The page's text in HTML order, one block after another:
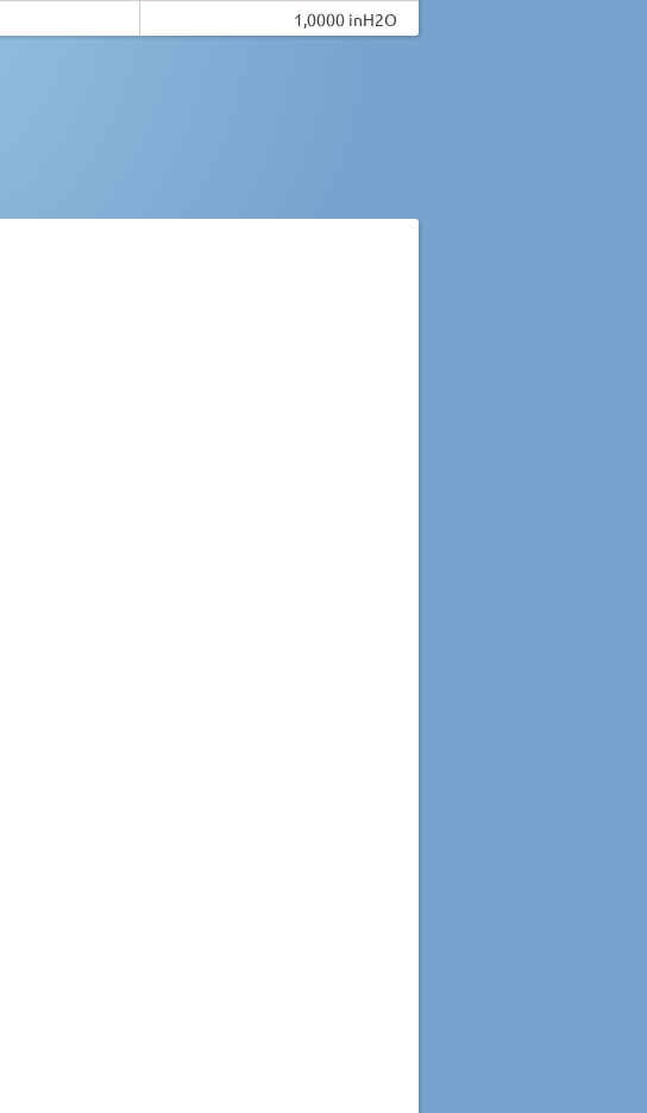
1,0000 inH2O